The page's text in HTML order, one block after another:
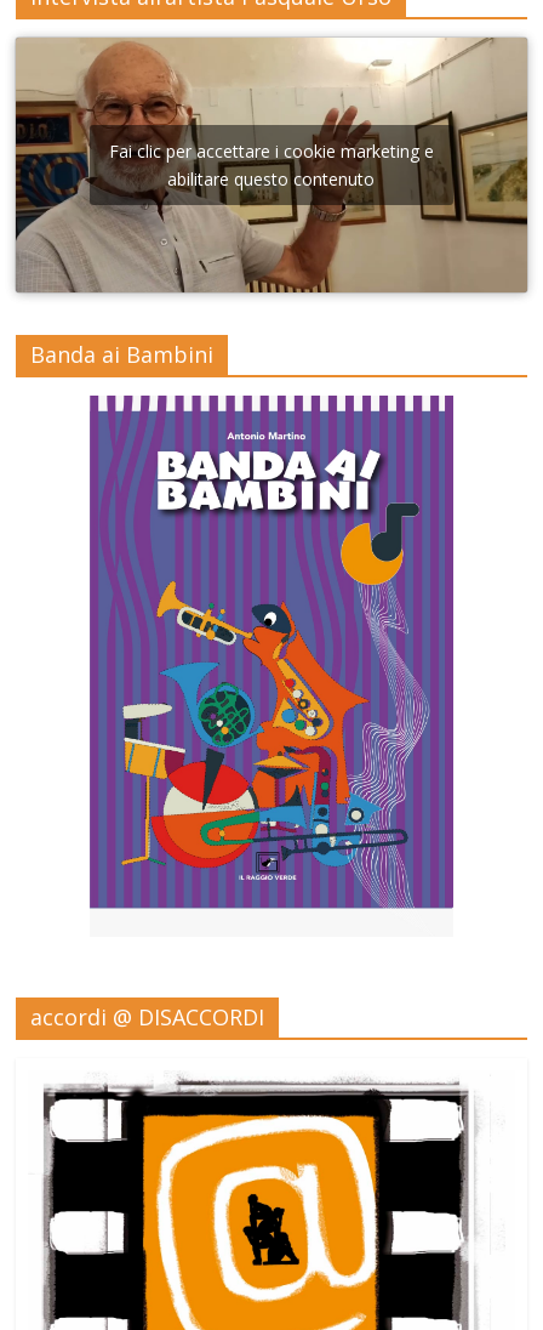
Fai clic per accettare i cookie marketing e
abilitare questo contenuto
Banda ai Bambini
accordi @ DISACCORDI